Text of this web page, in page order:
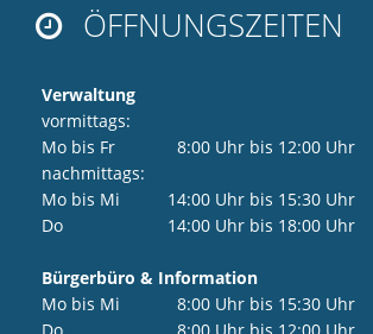
 ÖFFNUNGSZEITEN
Verwaltung
vormittags:
Mo bis Fr 8:00 Uhr bis 12:00 Uhr
nachmittags:
Mo bis Mi 14:00 Uhr bis 15:30 Uhr
Do 14:00 Uhr bis 18:00 Uhr
Bürgerbüro & Information
Mo bis Mi 8:00 Uhr bis 15:30 Uhr
Do 8:00 Uhr bis 12:00 Uhr